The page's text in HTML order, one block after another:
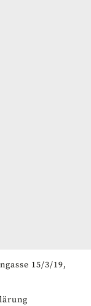
15/3/19,